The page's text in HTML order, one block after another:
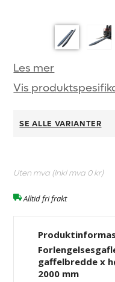
Les mer
Vis
SE ALLE VARIANTER
Uten mva (Inkl mva 0 kr)
Alltid fri frakt
gaffelbredde x
2000 mm